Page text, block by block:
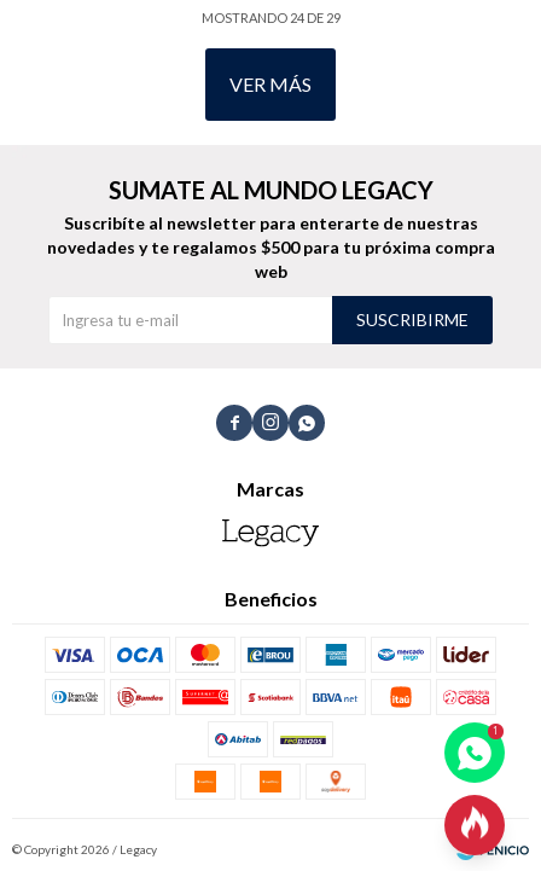
MOSTRANDO 24DE 29
VER MÁS
  
Marcas
Beneficios
SUMATE AL MUNDO LEGACY
Suscribíte al newsletter para enterarte de nuestras
novedades y te regalamos $500 para tu próxima compra
web
SUSCRIBIRME
© Copyright 2026 / Legacy
